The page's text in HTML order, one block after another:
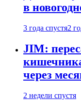
в
3 года спустя2
JIM:
через
2 недели спустя